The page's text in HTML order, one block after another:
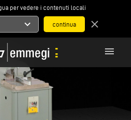
per vedere i contenuti locali
expand_more close
menu